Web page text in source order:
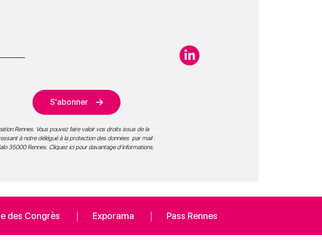
S'abonner
Rennes. Vous pouvez faire valoir vos droits issus de la
à notre délégué à la protection des données par mail :
35000 Rennes. Cliquez ici pour davantage d’informations.
des Congrès Exporama Pass Rennes